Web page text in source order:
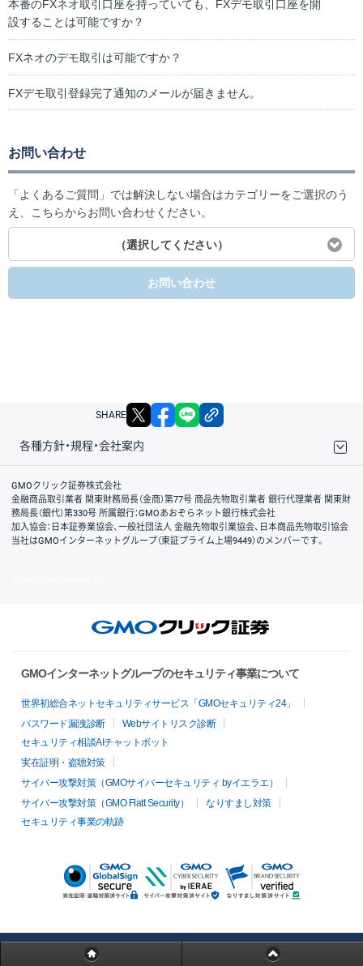
本番のFXネオ取引口座を持っていても、FXデモ取引口座を開
設することは可能ですか？
FXネオのデモ取引は可能ですか？
FXデモ取引登録完了通知のメールが届きません。
お問い合わせ
「よくあるご質問」では解決しない場合はカテゴリーをご選択のう
え、こちらからお問い合わせください。
（選択してください）
お問い合わせ
SHARE X facebook
各種方針・規程・会社案内
取引規程・約款
サイトマップ
その他のご案内
個人情報保護方針
最良執行方針
サイトのご利用について
ディスクレイマー
信託保全
リスク説明
会社案内
GMOクリック証券株式会社
金融商品取引業者 関東財務局長（金商）第77号 商品先物取引業者 銀行代理業者 関東財
務局長（銀代）第330号 所属銀行：GMOあおぞらネット銀行株式会社
加入協会：日本証券業協会、一般社団法人 金融先物取引業協会、日本商品先物取引協会
当社はGMOインターネットグループ（東証プライム上場9449）のメンバーです。
GMOインターネットグループのセキュリティ事業について
世界初総合ネットセキュリティサービス「GMOセキュリティ24」
パスワード漏洩診断
Webサイトリスク診断
セキュリティ相談AIチャットボット
実在証明・盗聴対策
サイバー攻撃対策（GMOサイバーセキュリティ byイエラエ）
サイバー攻撃対策（GMO Flatt Security）
なりすまし対策
セキュリティ事業の軌跡